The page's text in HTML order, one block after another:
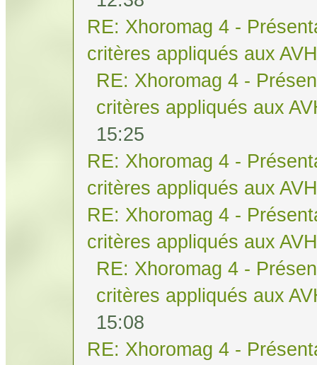
RE: Xhoromag 4 -
critères appliqués aux AVH
RE: Xhoromag 4 -
critères appliqués aux
15:25
RE: Xhoromag 4 -
critères appliqués aux AVH
RE: Xhoromag 4 -
critères appliqués aux AVH
RE: Xhoromag 4 -
critères appliqués aux
15:08
RE: Xhoromag 4 -